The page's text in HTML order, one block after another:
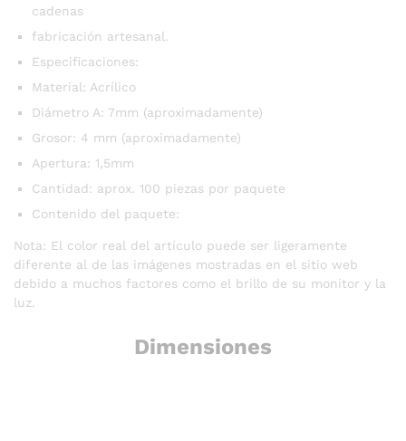
cadenas
fabricación artesanal.
Especificaciones:
Material: Acrílico
Diámetro A: 7mm (aproximadamente)
Grosor: 4 mm (aproximadamente)
Apertura: 1,5mm
Cantidad: aprox. 100 piezas por paquete
Contenido del paquete:
Nota: El color real del artículo puede ser ligeramente
diferente al de las imágenes mostradas en el sitio web
debido a muchos factores como el brillo de su monitor y la
luz.
Dimensiones